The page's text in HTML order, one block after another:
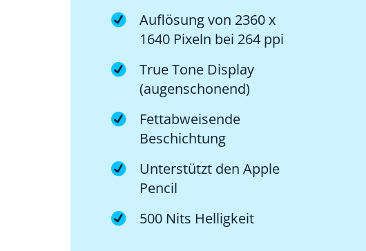
Auflösung von 2360 x
1640 Pixeln bei 264 ppi
True Tone Display
(augenschonend)
Fettabweisende
Beschichtung
Unterstützt den Apple
Pencil
500 Nits Helligkeit